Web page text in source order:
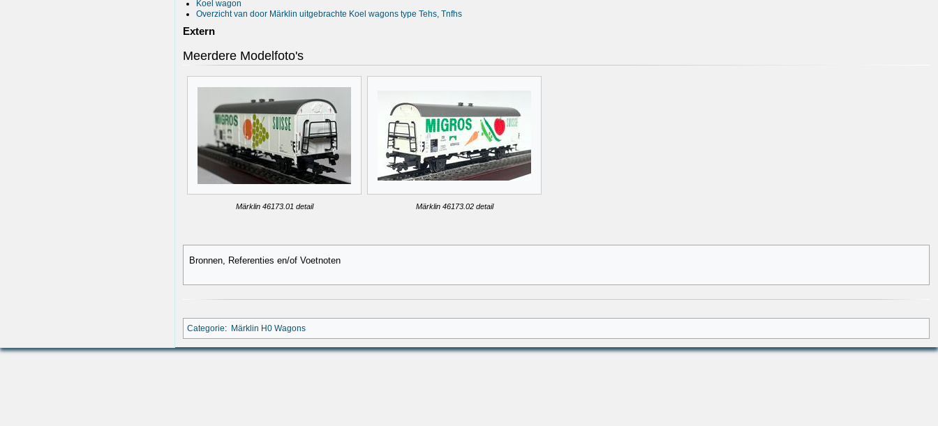
Koel wagon
Overzicht van door Märklin uitgebrachte Koel wagons type Tehs, Tnfhs
Extern
Meerdere Modelfoto's
Märklin 46173.01 detail Märklin 46173.02 detail
Bronnen, Referenties en/of Voetnoten
Categorie: Märklin H0 Wagons